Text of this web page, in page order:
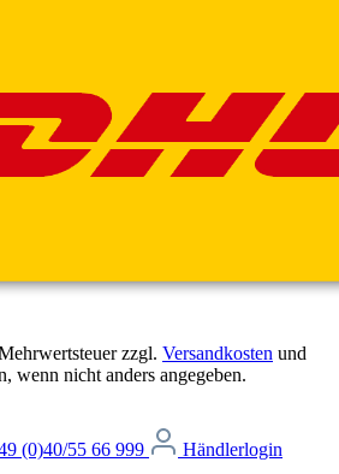
zzgl. Versandkosten und
wenn nicht anders angegeben.
(0)40/55 66 999 Händlerlogin